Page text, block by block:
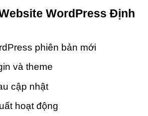
WordPress Định
phiên bản mới
và theme
cập nhật
hoạt động